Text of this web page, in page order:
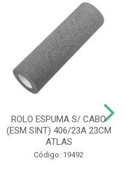
ROLO ESPUMA S/ CABO
(ESM SINT) 406/23A 23CM
ATLAS
Código: 19492